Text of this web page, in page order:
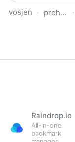
vosjen · proholz.at
·
Raindrop.io
All-in-one
bookmark